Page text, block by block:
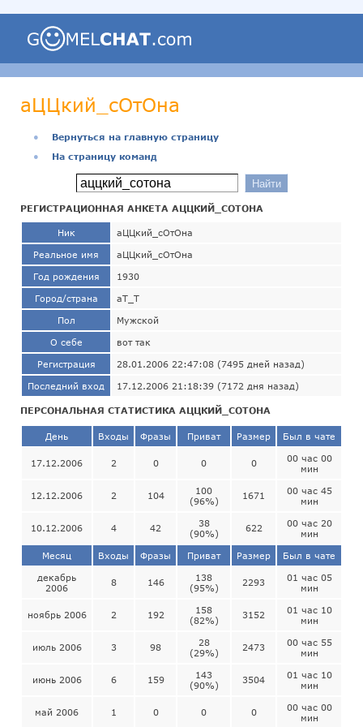
аЦЦкий_сОтОна
●
Вернуться на главную страницу
●
На страницу команд
РЕГИСТРАЦИОННАЯ АНКЕТА АЦЦКИЙ_СОТОНА
Ник аЦЦкий_сОтОна
Реальное имя аЦЦкий_сОтОна
Год рождения 1930
Город/страна аТ_Т
Пол Мужской
О себе вот так
Регистрация 28.01.2006 22:47:08 (7495 дней назад)
Последний вход 17.12.2006 21:18:39 (7172 дня назад)
ПЕРСОНАЛЬНАЯ СТАТИСТИКА АЦЦКИЙ_СОТОНА
День Входы Фразы Приват Размер Был в чате
17.12.2006 2 0 0 0
00 час 00
мин
12.12.2006 2 104
100
(96%)
1671
00 час 45
мин
10.12.2006 4 42
38
(90%)
622
00 час 20
мин
Месяц Входы Фразы Приват Размер Был в чате
декабрь
2006
8 146
138
(95%)
2293
01 час 05
мин
ноябрь 2006 2 192
158
(82%)
3152
01 час 10
мин
июль 2006 3 98
28
(29%)
2473
00 час 55
мин
июнь 2006 6 159
143
(90%)
3504
01 час 10
мин
май 2006 1 0 0 0
00 час 00
мин